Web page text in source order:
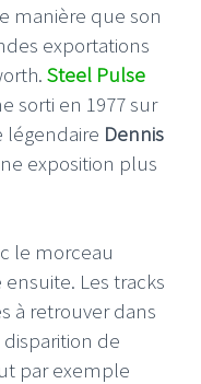
manière que son
exportations
Steel Pulse
sorti en 1977 sur
Dennis
exposition plus
le morceau
ensuite. Les tracks
à retrouver dans
de
par exemple